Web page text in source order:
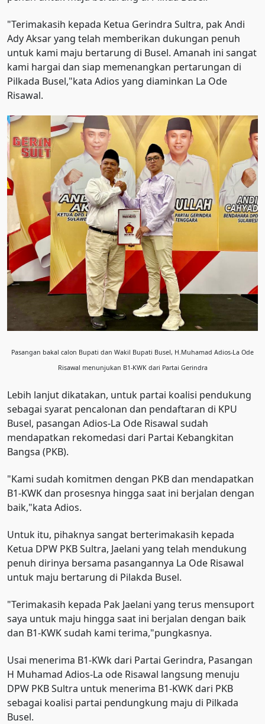
"Terimakasih kepada Ketua Gerindra Sultra, pak Andi
Ady Aksar yang telah memberikan dukungan penuh
untuk kami maju bertarung di Busel. Amanah ini sangat
kami hargai dan siap memenangkan pertarungan di
Pilkada Busel,"kata Adios yang diaminkan La Ode
Risawal.
Pasangan bakal calon Bupati dan Wakil Bupati Busel, H.Muhamad Adios-La Ode
Risawal menunjukan B1-KWK dari Partai Gerindra
Lebih lanjut dikatakan, untuk partai koalisi pendukung
sebagai syarat pencalonan dan pendaftaran di KPU
Busel, pasangan Adios-La Ode Risawal sudah
mendapatkan rekomedasi dari Partai Kebangkitan
Bangsa (PKB).
"Kami sudah komitmen dengan PKB dan mendapatkan
B1-KWK dan prosesnya hingga saat ini berjalan dengan
baik,"kata Adios.
Untuk itu, pihaknya sangat berterimakasih kepada
Ketua DPW PKB Sultra, Jaelani yang telah mendukung
penuh dirinya bersama pasangannya La Ode Risawal
untuk maju bertarung di Pilakda Busel.
"Terimakasih kepada Pak Jaelani yang terus mensuport
saya untuk maju hingga saat ini berjalan dengan baik
dan B1-KWK sudah kami terima,"pungkasnya.
Usai menerima B1-KWk dari Partai Gerindra, Pasangan
H Muhamad Adios-La ode Risawal langsung menuju
DPW PKB Sultra untuk menerima B1-KWK dari PKB
sebagai koalisi partai pendungkung maju di Pilkada
Busel.